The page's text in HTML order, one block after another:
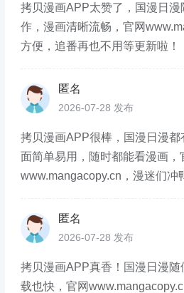
拷贝漫画APP太赞了，国漫日
作，漫画清晰流畅，官网
方便，追番再也不用等更新啦！
匿名
2026-07-28 发布
拷贝漫画APP很棒，国漫日漫
面简单易用，随时都能看漫画，
www.mangacopy.cn，漫迷们冲
匿名
2026-07-28 发布
拷贝漫画APP真香！国漫日漫
载也快，官网